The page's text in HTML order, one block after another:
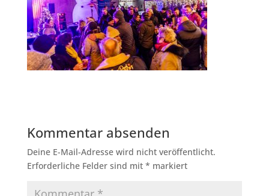
Kommentar absenden
Deine E-Mail-Adresse wird nicht veröffentlicht.
Erforderliche Felder sind mit * markiert